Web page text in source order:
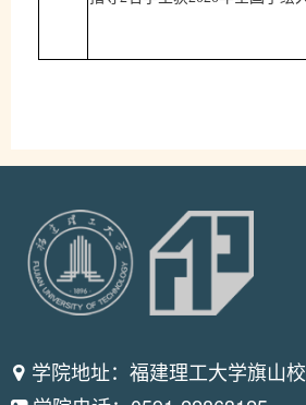
学院地址：福建理工大学旗山